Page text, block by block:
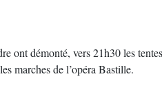
ont démonté, vers 21h30 les
marches de l’opéra Bastille.